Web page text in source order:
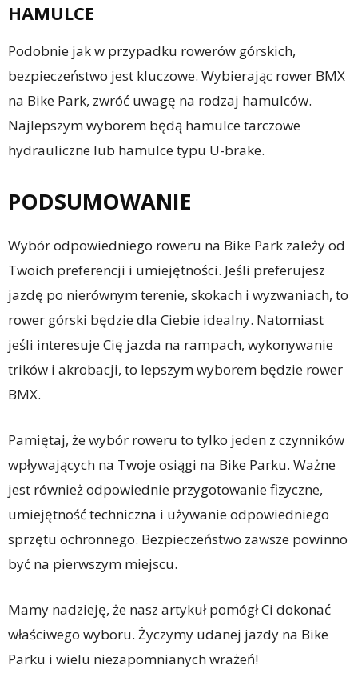
HAMULCE
Podobnie jak w przypadku rowerów górskich,
bezpieczeństwo jest kluczowe. Wybierając rower BMX
na Bike Park, zwróć uwagę na rodzaj hamulców.
Najlepszym wyborem będą hamulce tarczowe
hydrauliczne lub hamulce typu U-brake.
PODSUMOWANIE
Wybór odpowiedniego roweru na Bike Park zależy od
Twoich preferencji i umiejętności. Jeśli preferujesz
jazdę po nierównym terenie, skokach i wyzwaniach, to
rower górski będzie dla Ciebie idealny. Natomiast
jeśli interesuje Cię jazda na rampach, wykonywanie
trików i akrobacji, to lepszym wyborem będzie rower
BMX.
Pamiętaj, że wybór roweru to tylko jeden z czynników
wpływających na Twoje osiągi na Bike Parku. Ważne
jest również odpowiednie przygotowanie fizyczne,
umiejętność techniczna i używanie odpowiedniego
sprzętu ochronnego. Bezpieczeństwo zawsze powinno
być na pierwszym miejscu.
Mamy nadzieję, że nasz artykuł pomógł Ci dokonać
właściwego wyboru. Życzymy udanej jazdy na Bike
Parku i wielu niezapomnianych wrażeń!